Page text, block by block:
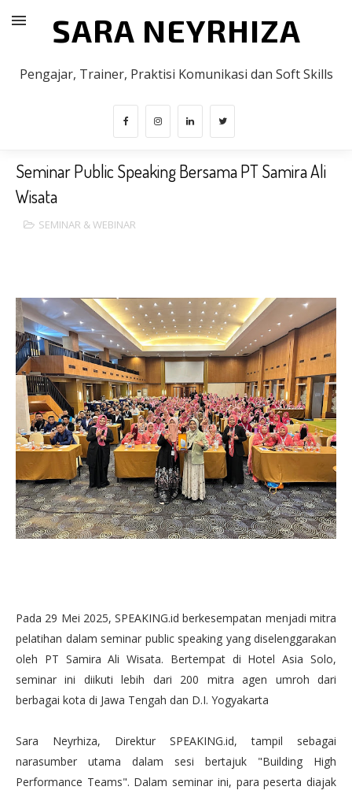
SARA NEYRHIZA
Pengajar, Trainer, Praktisi Komunikasi dan Soft Skills
Seminar Public Speaking Bersama PT Samira Ali
Wisata
SEMINAR & WEBINAR
Pada 29 Mei 2025, SPEAKING.id berkesempatan menjadi mitra
pelatihan dalam seminar public speaking yang diselenggarakan
oleh PT Samira Ali Wisata. Bertempat di Hotel Asia Solo,
seminar ini diikuti lebih dari 200 mitra agen umroh dari
berbagai kota di Jawa Tengah dan D.I. Yogyakarta
Sara Neyrhiza, Direktur SPEAKING.id, tampil sebagai
narasumber utama dalam sesi bertajuk "Building High
Performance Teams". Dalam seminar ini, para peserta diajak